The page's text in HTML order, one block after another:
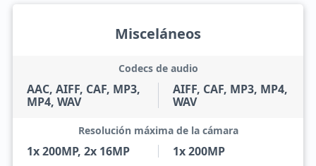
Misceláneos
AAC, AIFF, CAF, MP3,
MP4, WAV
Codecs de audio
AIFF, CAF, MP3, MP4,
WAV
1x 200MP, 2x 16MP
Resolución máxima de la cámara
1x 200MP